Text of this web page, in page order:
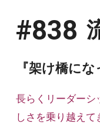
#838
『架け橋に
長らくリーダーシ
しさを乗り越え